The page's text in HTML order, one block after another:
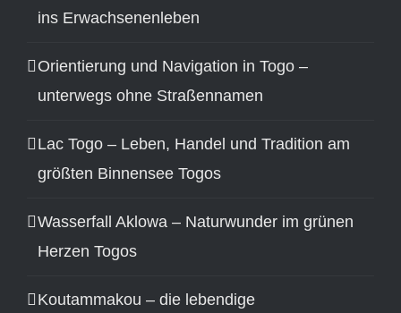
ins Erwachsenenleben
Orientierung und Navigation in Togo –
unterwegs ohne Straßennamen
Lac Togo – Leben, Handel und Tradition am
größten Binnensee Togos
Wasserfall Aklowa – Naturwunder im grünen
Herzen Togos
Koutammakou – die lebendige